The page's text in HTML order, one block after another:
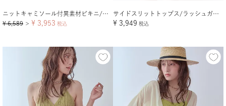
ニットキャミソール付異素材ビキニ/セット水着
¥ 6,589 ＞ ¥ 3,953 税込
サイドスリットトップス/ラッシュガード【メール便可／100】
¥ 3,949 税込